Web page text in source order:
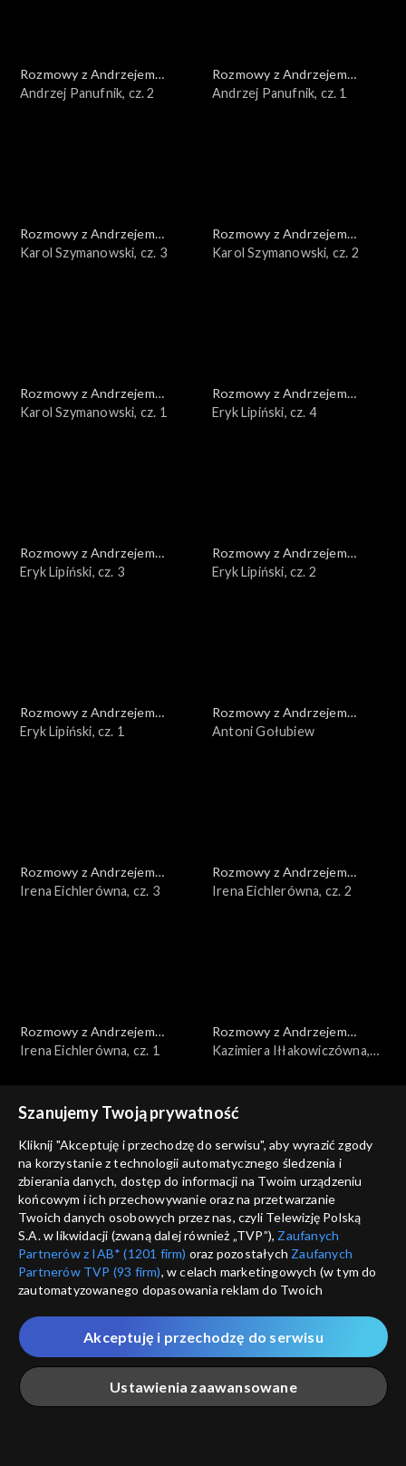
Rozmowy z Andrzejem
Doboszem
Andrzej Panufnik, cz. 2
Rozmowy z Andrzejem
Doboszem
Andrzej Panufnik, cz. 1
Rozmowy z Andrzejem
Doboszem
Karol Szymanowski, cz. 3
Rozmowy z Andrzejem
Doboszem
Karol Szymanowski, cz. 2
Rozmowy z Andrzejem
Doboszem
Karol Szymanowski, cz. 1
Rozmowy z Andrzejem
Doboszem
Eryk Lipiński, cz. 4
Rozmowy z Andrzejem
Doboszem
Eryk Lipiński, cz. 3
Rozmowy z Andrzejem
Doboszem
Eryk Lipiński, cz. 2
Rozmowy z Andrzejem
Doboszem
Eryk Lipiński, cz. 1
Rozmowy z Andrzejem
Doboszem
Antoni Gołubiew
Rozmowy z Andrzejem
Doboszem
Irena Eichlerówna, cz. 3
Rozmowy z Andrzejem
Doboszem
Irena Eichlerówna, cz. 2
Rozmowy z Andrzejem
Doboszem
Irena Eichlerówna, cz. 1
Rozmowy z Andrzejem
Doboszem
Kazimiera Iłłakowiczówna,
Rozmowy z Andrzejem
Doboszem
Kazimiera Iłłakowiczówna,
cz. 1
Rozmowy z Andrzejem
Doboszem
Wilam Horzyca
Rozmowy z Andrzejem
Doboszem
Józef Beck
Rozmowy z Andrzejem
Doboszem
Kazimierz Junosza-
Stępowski, cz. 2
Szanujemy Twoją prywatność
Kliknij "Akceptuję i przechodzę do serwisu", aby wyrazić zgody
na korzystanie z technologii automatycznego śledzenia i
zbierania danych, dostęp do informacji na Twoim urządzeniu
końcowym i ich przechowywanie oraz na przetwarzanie
Twoich danych osobowych przez nas, czyli Telewizję Polską
S.A. w likwidacji (zwaną dalej również „TVP”), Zaufanych
Partnerów z IAB* (1201 firm) oraz pozostałych Zaufanych
Partnerów TVP (93 firm), w celach marketingowych (w tym do
zautomatyzowanego dopasowania reklam do Twoich
które wskazujemy poniżej, a także zgody na udostępnianie
przez nas identyfikatora PPID do Google.
Twoje dane osobowe zbierane podczas odwiedzania przez
Ciebie naszych
poszczególnych serwisówzwanych dalej
„Portalem”, w tym informacje zapisywane za pomocą
Ustawienia zaawansowane
Akceptuję i przechodzę do serwisu